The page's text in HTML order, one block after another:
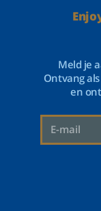
Meld je
Ontvang
en